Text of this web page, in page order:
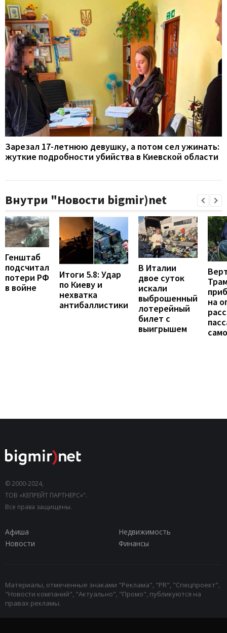
Зарезал 17-летнюю девушку, а потом сел ужинать:
жуткие подробности убийства в Киевской области
Внутри "Новости bigmir)net
Генштаб
подсчитал
потери РФ
в войне
Итоги 5.8: Удар
по Киеву и
нехватка
антибаллистики
В Италии
двое суток
искали
выброшенный
лотерейный
билет с
выигрышем
на
© 2000-2024,
ТОВ «КЕПРЕЙТ ПАРТНЕРС»".
Все права защищены.
Афиша
Недвижимость
Новости
Финансы
Материалы, отмеченные знаками "Реклама", "PR", "Спецпроект",
"Новости компаний", "Актуально", "Промо", публикуются на
правах рекламы.